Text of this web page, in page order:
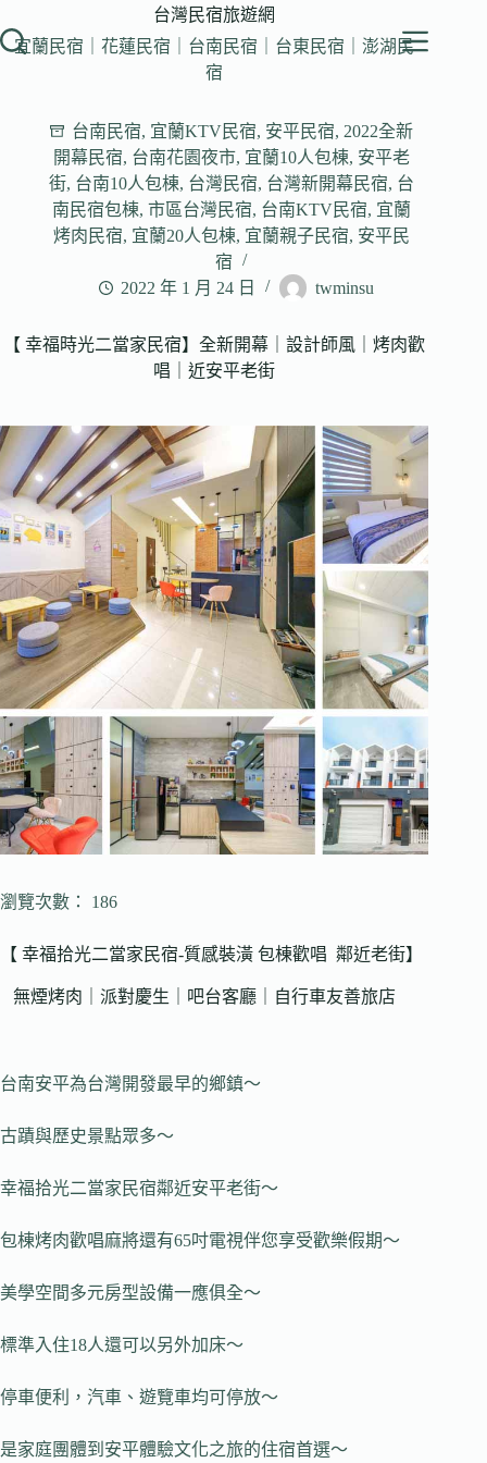
至
台灣民宿旅遊網
宜蘭民宿｜花蓮民宿｜台南民宿｜台東民宿｜澎湖民
宿
台南民宿, 宜蘭KTV民宿, 安平民宿, 2022全新
開幕民宿, 台南花園夜市, 宜蘭10人包棟, 安平老
街, 台南10人包棟, 台灣民宿, 台灣新開幕民宿, 台
南民宿包棟, 市區台灣民宿, 台南KTV民宿, 宜蘭
烤肉民宿, 宜蘭20人包棟, 宜蘭親子民宿, 安平民
宿
2022 年 1 月 24 日
twminsu
【 幸福時光二當家民宿】全新開幕｜設計師風｜烤肉歡
唱｜近安平老街
瀏覽次數： 186
【 幸福拾光二當家民宿-質感裝潢 包棟歡唱 鄰近老街】
無煙烤肉｜派對慶生｜吧台客廳｜自行車友善旅店
台南安平為台灣開發最早的鄉鎮～
古蹟與歷史景點眾多～
幸福拾光二當家民宿鄰近安平老街～
包棟烤肉歡唱麻將還有65吋電視伴您享受歡樂假期～
美學空間多元房型設備一應俱全～
標準入住18人還可以另外加床～
停車便利，汽車、遊覽車均可停放～
是家庭團體到安平體驗文化之旅的住宿首選～